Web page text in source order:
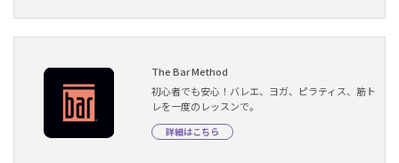
The Bar Method
初心者でも安心！バレエ、ヨガ、ピラティス、筋ト
レを一度のレッスンで。
詳細はこちら